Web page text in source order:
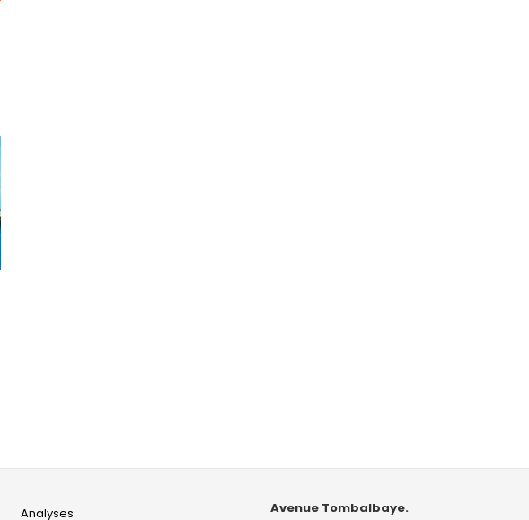
Analyses Avenue Tombalbaye.